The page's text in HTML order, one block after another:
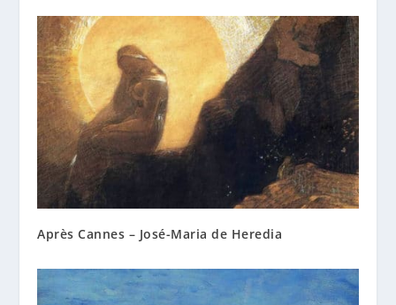
Après Cannes – José-Maria de Heredia